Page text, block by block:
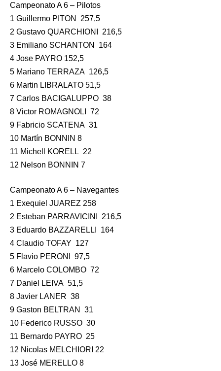
Campeonato A 6 – Pilotos
1 Guillermo PITON 257,5
2 Gustavo QUARCHIONI 216,5
3 Emiliano SCHANTON 164
4 Jose PAYRO 152,5
5 Mariano TERRAZA 126,5
6 Martin LIBRALATO 51,5
7 Carlos BACIGALUPPO 38
8 Victor ROMAGNOLI 72
9 Fabricio SCATENA 31
10 Martín BONNIN 8
11 Michell KORELL 22
12 Nelson BONNIN 7
Campeonato A 6 – Navegantes
1 Exequiel JUAREZ 258
2 Esteban PARRAVICINI 216,5
3 Eduardo BAZZARELLI 164
4 Claudio TOFAY 127
5 Flavio PERONI 97,5
6 Marcelo COLOMBO 72
7 Daniel LEIVA 51,5
8 Javier LANER 38
9 Gaston BELTRAN 31
10 Federico RUSSO 30
11 Bernardo PAYRO 25
12 Nicolas MELCHIORI 22
13 José MERELLO 8